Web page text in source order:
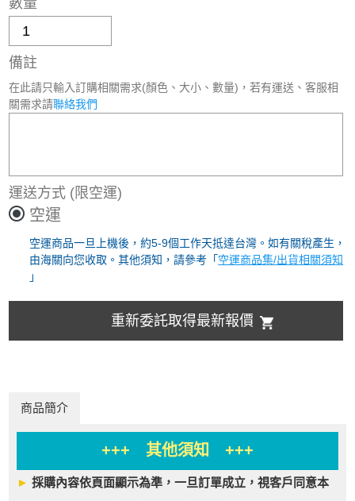
數量
備註
在此請只輸入訂購相關需求(顏色、大小、數量)，若有運送、客服相
關需求請聯絡我們
運送方式 (限空運)
空運
空運商品一旦上機後，約5-9個工作天抵達台灣。如有關稅產生，
由海關向您收取。其他須知，請參考「 空運商品集/出貨相關須知
」
重新委託取得最新報價
商品簡介
+++ 其他須知 +++
►採購內容依頁面顯示為準，一旦訂單成立，視客戶同意本